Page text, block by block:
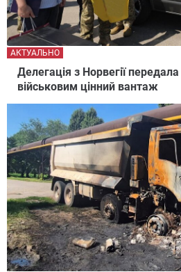
Делегація з Норвегії
військовим цінний вантаж
АКТУАЛЬНО